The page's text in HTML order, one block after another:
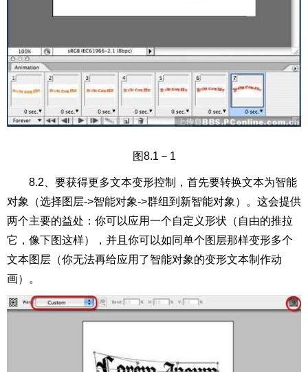
图8.1－1
8.2、要获得更多文本变形控制，首先要转换文本为智能
对象（选择图层->智能对象->群组到新智能对象）。这会提供
两个主要的益处：你可以应用一个自定义形状（自由的推拉
它，像下图这样），并且你可以如同单个图层那样变形多个
文本图层（你无法再给应用了智能对象的变形文本制作动
画）。